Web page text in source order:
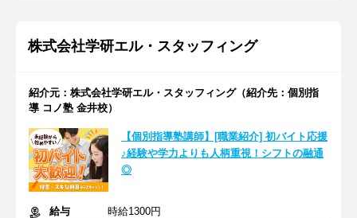
株式会社学研エル・スタッフィング
紹介元：株式会社学研エル・スタッフィング（紹介先：個別指
導 コノ塾 金井校）
【個別指導塾講師】[職業紹介] 初バイト応援
♪経験や学力よりも人柄重視！シフトの融通
◎
給与
時給1300円